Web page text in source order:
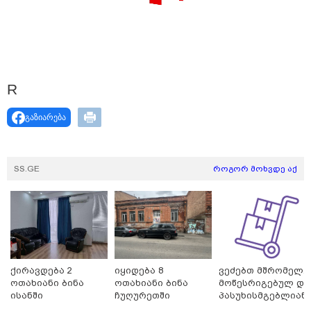
მნიშვნელოვანი ინფორმაცია
11:13 / 05-08-2026
R
გაზიარება
SS.GE როგორ მოხვდე აქ
ქირავდება 2
ოთახიანი ბინა
ისანში
იყიდება 8
ოთახიანი ბინა
ჩუღურეთში
ვეძებთ მშრომელ.
მოწესრიგებულ და
პასუხისმგებლიან